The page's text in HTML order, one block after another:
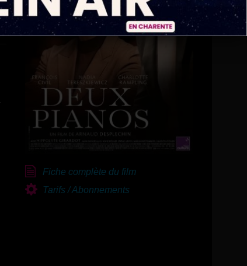
Fiche complète du film
Tarifs / Abonnements